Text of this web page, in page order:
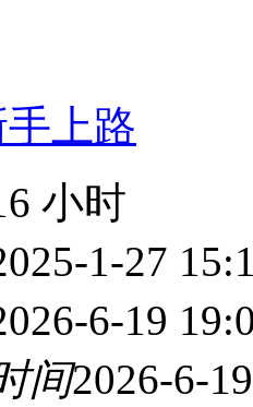
手上路
小时
1-27
6-19
间2026-6-